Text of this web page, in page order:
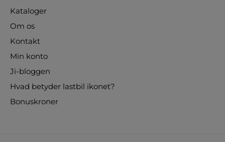
Kataloger
Om os
Kontakt
Min konto
Ji-bloggen
Hvad betyder lastbil ikonet?
Bonuskroner